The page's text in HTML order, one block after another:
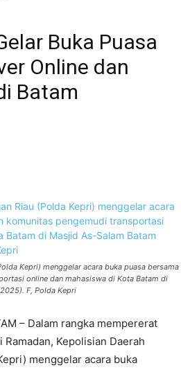
Buka Puasa
Online dan
Batam
Kepri) menggelar acara buka puasa bersama
online dan mahasiswa di Kota Batam di
F, Polda Kepri
– Dalam rangka mempererat
Kepolisian Daerah
menggelar acara buka